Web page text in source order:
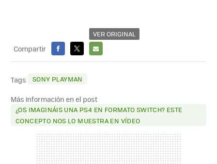
VER ORIGINAL
Compartir
FACEBOOK
X
E-
Tags SONY PLAYMAN
Más información en el post
¿OS IMAGINÁIS UNA PS4 EN FORMATO SWITCH? ESTE
CONCEPTO NOS LO MUESTRA EN VÍDEO